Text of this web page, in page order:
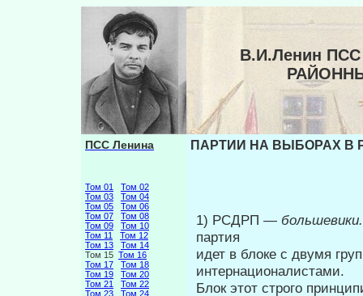
В.И.Ленин
ПСС Ленина
Том 01
Том 02
Том 03
Том 04
Том 05
Том 06
Том 07
Том 08
Том 09
Том 10
Том 11
Том 12
Том 13
Том 14
Том 15 Том 16
Том 17
Том 18
Том 19
Том 20
Том 21
Том 22
Том 23
Том 24
ПАРТИИ НА ВЫБОРАХ В
1) РСДРП —
партия
идет в блоке с двумя
интернационалистами.
Блок этот строго